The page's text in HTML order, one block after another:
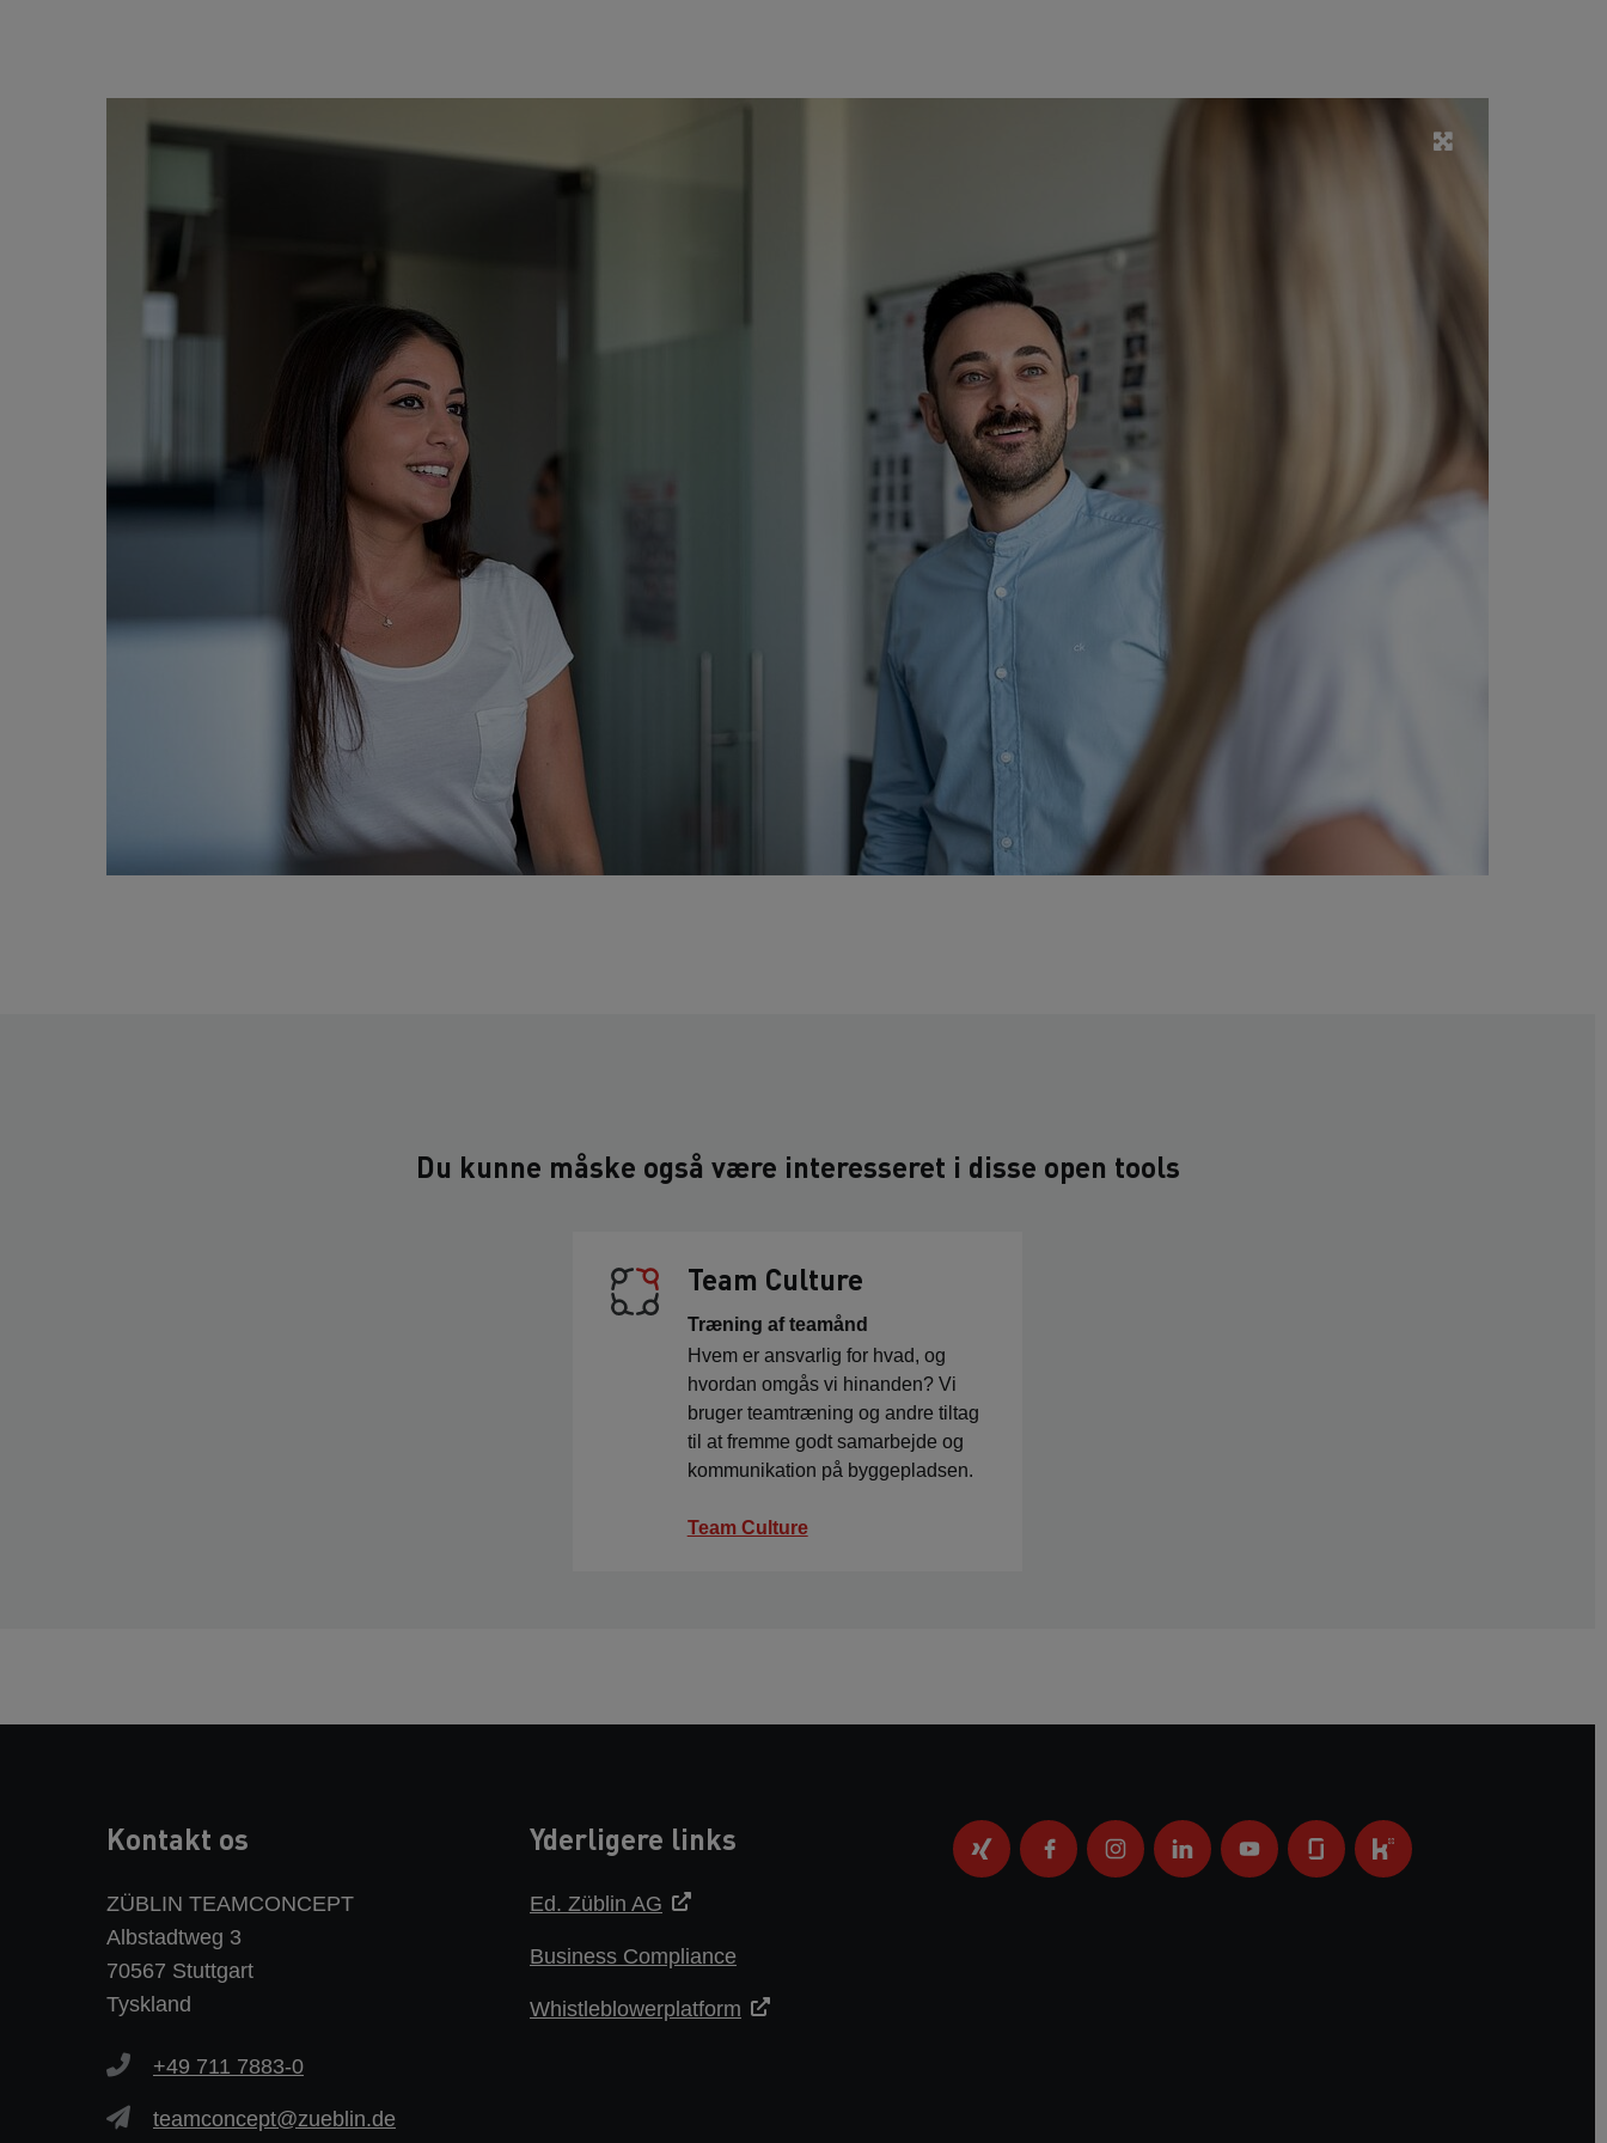
Du kunne måske også være interesseret i disse open tools
Team Culture
Træning af teamånd
Hvem er ansvarlig for hvad, og
hvordan omgås vi hinanden? Vi
bruger teamtræning og andre tiltag
til at fremme godt samarbejde og
kommunikation på byggepladsen.
Team Culture
Kontakt os
ZÜBLIN TEAMCONCEPT
Albstadtweg 3
70567 Stuttgart
Tyskland
+49 711 7883-0
teamconcept@zueblin.de
Yderligere links
Ed. Züblin AG
Business Compliance
Whistleblowerplatform